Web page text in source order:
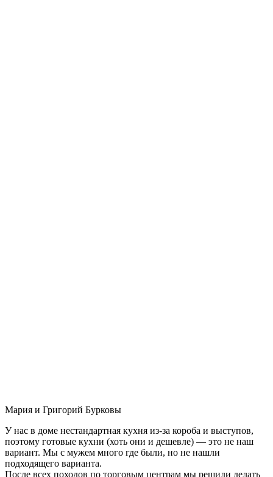
Мария и Григорий Бурковы
У нас в доме нестандартная кухня из-за короба и выступов,
поэтому готовые кухни (хоть они и дешевле) — это не наш
вариант. Мы с мужем много где были, но не нашли
подходящего варианта.
После всех походов по торговым центрам мы решили делать